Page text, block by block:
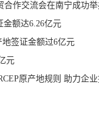
作交流会在南宁成功
金额达6.26亿元
地签证金额过6亿元
元
地规则 助力企业提升国际竞